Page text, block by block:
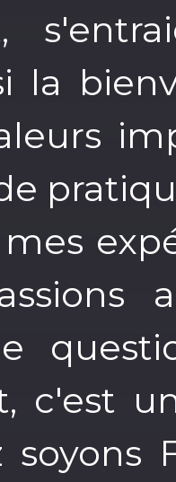
la
c'est
soyons